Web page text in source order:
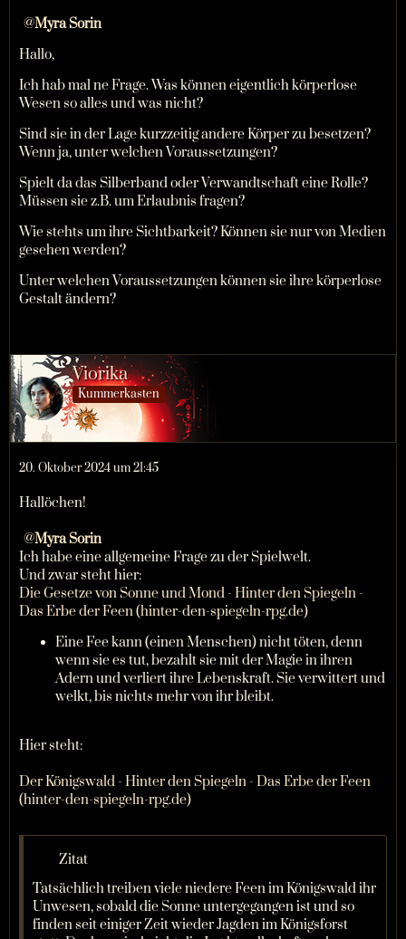
Myra Sorin
Hallo,
Ich hab mal ne Frage. Was können eigentlich körperlose
Wesen so alles und was nicht?
Sind sie in der Lage kurzzeitig andere Körper zu besetzen?
Wenn ja, unter welchen Voraussetzungen?
Spielt da das Silberband oder Verwandtschaft eine Rolle?
Müssen sie z.B. um Erlaubnis fragen?
Wie stehts um ihre Sichtbarkeit? Können sie nur von Medien
gesehen werden?
Unter welchen Voraussetzungen können sie ihre körperlose
Gestalt ändern?
Viorika
Kummerkasten
20. Oktober 2024 um 21:45
Hallöchen!
Myra Sorin
Ich habe eine allgemeine Frage zu der Spielwelt.
Und zwar steht hier:
Die Gesetze von Sonne und Mond - Hinter den Spiegeln -
Das Erbe der Feen (hinter-den-spiegeln-rpg.de)
Eine Fee kann (einen Menschen) nicht töten, denn
wenn sie es tut, bezahlt sie mit der Magie in ihren
Adern und verliert ihre Lebenskraft. Sie verwittert und
welkt, bis nichts mehr von ihr bleibt.
Hier steht:
Der Königswald - Hinter den Spiegeln - Das Erbe der Feen
(hinter-den-spiegeln-rpg.de)
Zitat
Tatsächlich treiben viele niedere Feen im Königswald ihr
Unwesen, sobald die Sonne untergegangen ist und so
finden seit einiger Zeit wieder Jagden im Königsforst